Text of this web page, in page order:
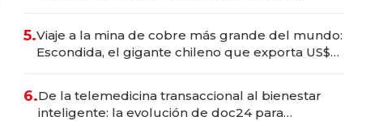
5.Viaje a la mina de cobre más grande del mundo:
Escondida, el gigante chileno que exporta US$
6.De la telemedicina transaccional al bienestar
inteligente: la evolución de doc24 para